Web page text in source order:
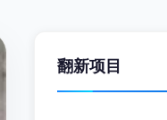
翻新项目